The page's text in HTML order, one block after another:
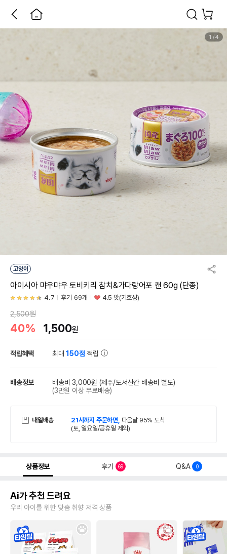
1 /4
고양이
아이시아 먀우먀우 토비키리 참치&가다랑어포 캔 60g (단종)
4.7 후기 69개 4.5 맛(기호성)
2,500원
40% 1,500원
적립혜택 최대150점 적립
배송정보 배송비 3,000원 (제주/도서산간 배송비 별도)
(3만원 이상 무료배송)
내일배송 21시까지 주문하면, 다음날 95% 도착
(토, 일요일/공휴일 제외)
상품정보 후기 69 Q&A 0
Ai가 추천 드려요
우리 아이를 위한 맞춤 취향 저격 상품